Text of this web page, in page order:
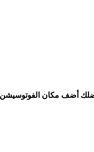
أضف مكان الفوتوسيشن